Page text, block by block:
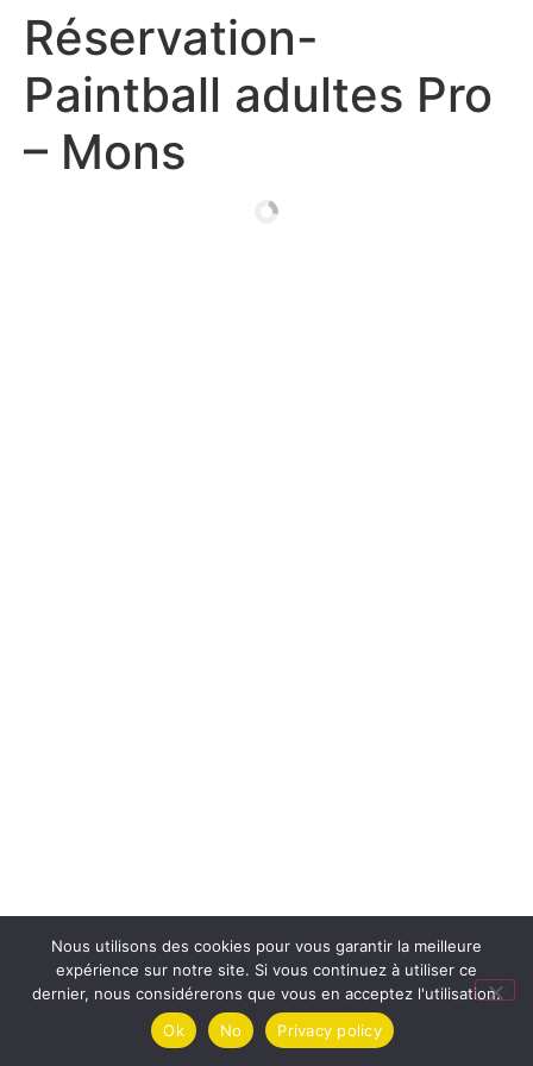
Réservation-
Paintball adultes Pro
– Mons
Nous utilisons des cookies pour vous garantir la meilleure
expérience sur notre site. Si vous continuez à utiliser ce
dernier, nous considérerons que vous en acceptez l'utilisation.
Ok
No Privacy policy